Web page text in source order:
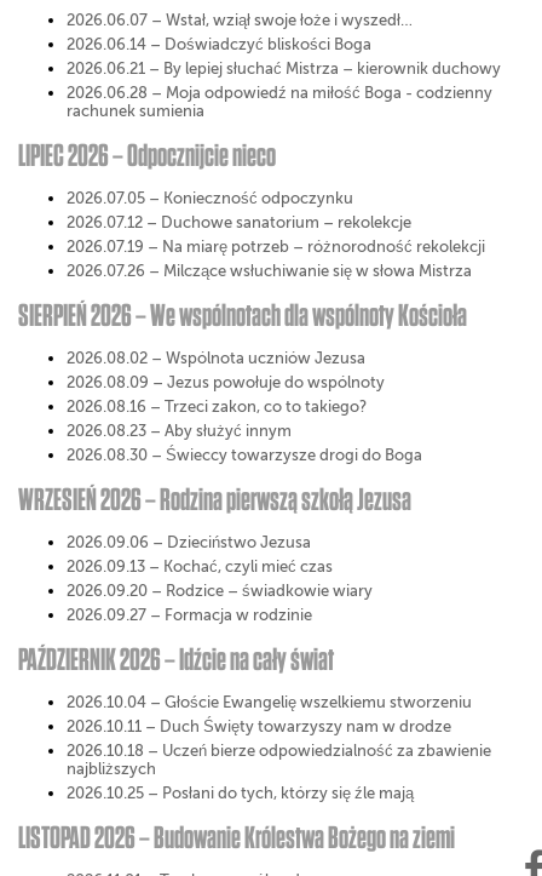
2026.06.07 – Wstał, wziął swoje łoże i wyszedł…
2026.06.14 – Doświadczyć bliskości Boga
2026.06.21 – By lepiej słuchać Mistrza – kierownik duchowy
2026.06.28 – Moja odpowiedź na miłość Boga - codzienny
rachunek sumienia
LIPIEC 2026 – Odpocznijcie nieco
2026.07.05 – Konieczność odpoczynku
2026.07.12 – Duchowe sanatorium – rekolekcje
2026.07.19 – Na miarę potrzeb – różnorodność rekolekcji
2026.07.26 – Milczące wsłuchiwanie się w słowa Mistrza
SIERPIEŃ 2026 – We wspólnotach dla wspólnoty Kościoła
2026.08.02 – Wspólnota uczniów Jezusa
2026.08.09 – Jezus powołuje do wspólnoty
2026.08.16 – Trzeci zakon, co to takiego?
2026.08.23 – Aby służyć innym
2026.08.30 – Świeccy towarzysze drogi do Boga
WRZESIEŃ 2026 – Rodzina pierwszą szkołą Jezusa
2026.09.06 – Dzieciństwo Jezusa
2026.09.13 – Kochać, czyli mieć czas
2026.09.20 – Rodzice – świadkowie wiary
2026.09.27 – Formacja w rodzinie
PAŹDZIERNIK 2026 – Idźcie na cały świat
2026.10.04 – Głoście Ewangelię wszelkiemu stworzeniu
2026.10.11 – Duch Święty towarzyszy nam w drodze
2026.10.18 – Uczeń bierze odpowiedzialność za zbawienie
najbliższych
2026.10.25 – Posłani do tych, którzy się źle mają
LISTOPAD 2026 – Budowanie Królestwa Bożego na ziemi